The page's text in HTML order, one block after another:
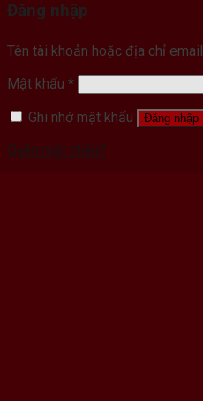
Đăng nhập
Tên tài khoản hoặc địa chỉ email
Mật khẩu *
Ghi nhớ mật khẩu
Đăng nhập
Quên mật khẩu?